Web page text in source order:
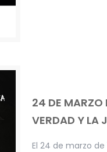
24 DE MARZO
VERDAD Y LA
El 24 de marzo